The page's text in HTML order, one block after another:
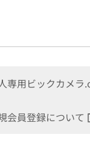
専用ビックカメラ
会員登録について